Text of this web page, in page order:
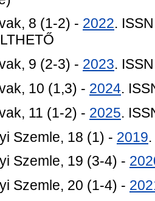
8 (1-2) - 2022.
9 (2-3) - 2023.
10 (1,3) - 2024.
11 (1-2) - 2025.
Szemle, 18 (1) - 2019
Szemle, 19 (3-4) -
Szemle, 20 (1-4) -